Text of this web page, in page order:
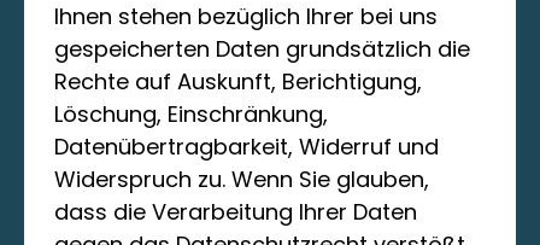
Ihnen stehen bezüglich Ihrer bei uns
gespeicherten Daten grundsätzlich die
Rechte auf Auskunft, Berichtigung,
Löschung, Einschränkung,
Datenübertragbarkeit, Widerruf und
Widerspruch zu. Wenn Sie glauben,
dass die Verarbeitung Ihrer Daten